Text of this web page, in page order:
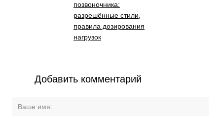
позвоночника:
разрешённые стили,
правила дозирования
нагрузок
Добавить комментарий